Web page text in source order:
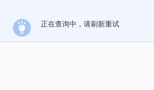
正在查询中，请刷新重试